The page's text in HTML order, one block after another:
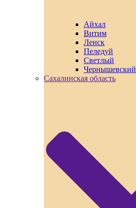
Айхал
Витим
Ленск
Пеледуй
Светлый
Чернышевский
Сахалинская область